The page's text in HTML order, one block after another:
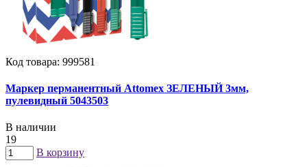
Код товара: 999581
Маркер перманентный Attomex ЗЕЛЕНЫЙ 3мм,
пулевидный 5043503
В наличии
19
В корзину